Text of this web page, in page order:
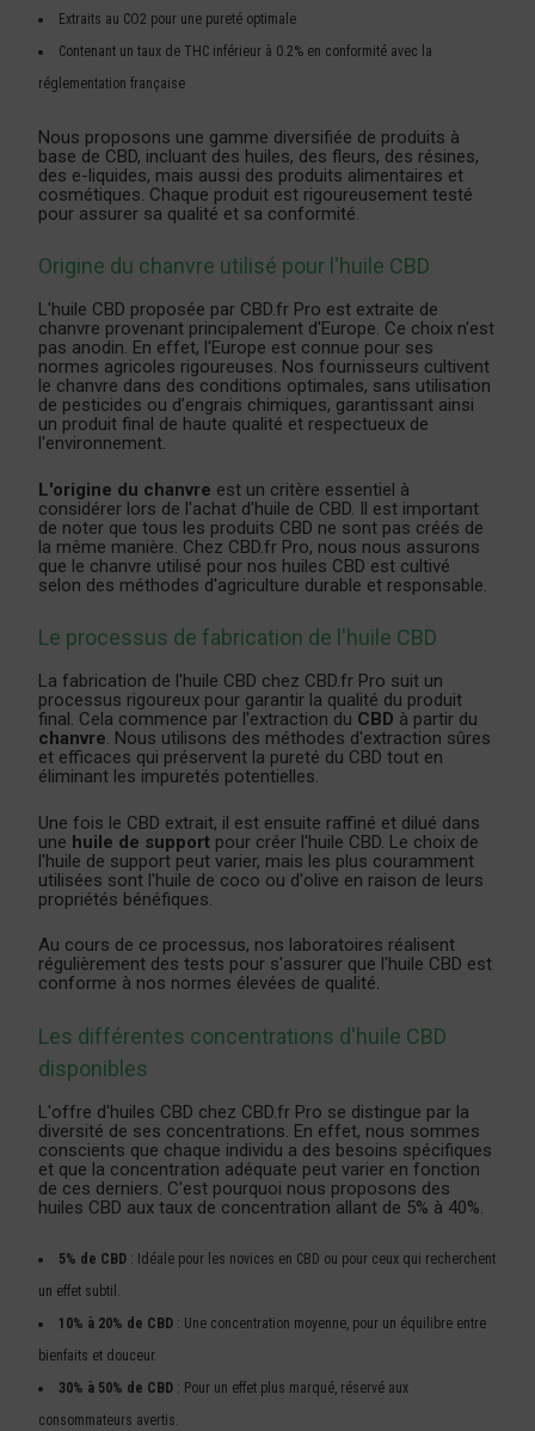
Extraits au CO2 pour une pureté optimale
Contenant un taux de THC inférieur à 0.2% en conformité avec la
réglementation française
Nous proposons une gamme diversifiée de produits à
base de CBD, incluant des huiles, des fleurs, des résines,
des e-liquides, mais aussi des produits alimentaires et
cosmétiques. Chaque produit est rigoureusement testé
pour assurer sa qualité et sa conformité.
Origine du chanvre utilisé pour l'huile CBD
L'huile CBD proposée par CBD.fr Pro est extraite de
chanvre provenant principalement d'Europe. Ce choix n'est
pas anodin. En effet, l'Europe est connue pour ses
normes agricoles rigoureuses. Nos fournisseurs cultivent
le chanvre dans des conditions optimales, sans utilisation
de pesticides ou d’engrais chimiques, garantissant ainsi
un produit final de haute qualité et respectueux de
l'environnement.
L'origine du chanvre est un critère essentiel à
considérer lors de l'achat d'huile de CBD. Il est important
de noter que tous les produits CBD ne sont pas créés de
la même manière. Chez CBD.fr Pro, nous nous assurons
que le chanvre utilisé pour nos huiles CBD est cultivé
selon des méthodes d'agriculture durable et responsable.
Le processus de fabrication de l'huile CBD
La fabrication de l'huile CBD chez CBD.fr Pro suit un
processus rigoureux pour garantir la qualité du produit
final. Cela commence par l'extraction du CBD à partir du
chanvre. Nous utilisons des méthodes d'extraction sûres
et efficaces qui préservent la pureté du CBD tout en
éliminant les impuretés potentielles.
Une fois le CBD extrait, il est ensuite raffiné et dilué dans
une huile de support pour créer l'huile CBD. Le choix de
l'huile de support peut varier, mais les plus couramment
utilisées sont l'huile de coco ou d'olive en raison de leurs
propriétés bénéfiques.
Au cours de ce processus, nos laboratoires réalisent
régulièrement des tests pour s'assurer que l'huile CBD est
conforme à nos normes élevées de qualité.
Les différentes concentrations d'huile CBD
disponibles
L'offre d'huiles CBD chez CBD.fr Pro se distingue par la
diversité de ses concentrations. En effet, nous sommes
conscients que chaque individu a des besoins spécifiques
et que la concentration adéquate peut varier en fonction
de ces derniers. C'est pourquoi nous proposons des
huiles CBD aux taux de concentration allant de 5% à 40%.
5% de CBD : Idéale pour les novices en CBD ou pour ceux qui recherchent
un effet subtil.
10% à 20% de CBD : Une concentration moyenne, pour un équilibre entre
bienfaits et douceur.
30% à 50% de CBD : Pour un effet plus marqué, réservé aux
consommateurs avertis.